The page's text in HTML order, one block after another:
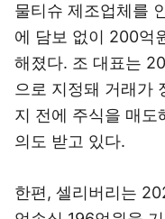
물티슈 제조업체를
에 담보 없이 200억
해졌다. 조 대표는
으로 지정돼 거래가
지 전에 주식을 매도
의도 받고 있다.
한편, 셀리버리는